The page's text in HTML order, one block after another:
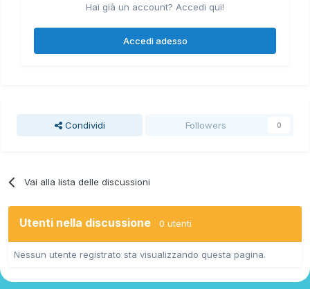
Hai già un account? Accedi qui!
Accedi adesso
Condividi Followers 0
Vai alla lista delle discussioni
Utenti nella discussione 0 utenti
Nessun utente registrato sta visualizzando questa pagina.